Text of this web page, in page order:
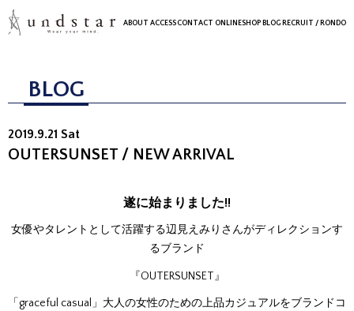
ABOUT ACCESSCONTACT ONLINESHOP BLOG RECRUIT / RONDO
BLOG
2019.9.21 Sat
OUTERSUNSET / NEW ARRIVAL
遂に始まりました!!
女優やタレントとして活躍する辺見えみりさんがディレクションす
るブランド
『OUTERSUNSET』
「graceful casual」大人の女性のための上品カジュアルをブランドコ